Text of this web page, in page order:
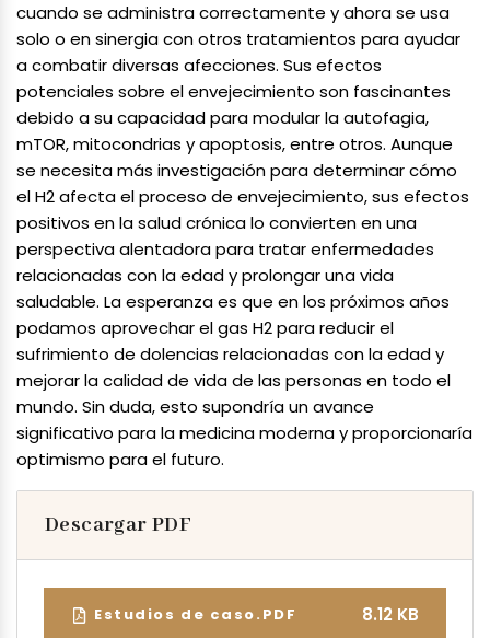
cuando se administra correctamente y ahora se usa
solo o en sinergia con otros tratamientos para ayudar
a combatir diversas afecciones. Sus efectos
potenciales sobre el envejecimiento son fascinantes
debido a su capacidad para modular la autofagia,
mTOR, mitocondrias y apoptosis, entre otros. Aunque
se necesita más investigación para determinar cómo
el H2 afecta el proceso de envejecimiento, sus efectos
positivos en la salud crónica lo convierten en una
perspectiva alentadora para tratar enfermedades
relacionadas con la edad y prolongar una vida
saludable. La esperanza es que en los próximos años
podamos aprovechar el gas H2 para reducir el
sufrimiento de dolencias relacionadas con la edad y
mejorar la calidad de vida de las personas en todo el
mundo. Sin duda, esto supondría un avance
significativo para la medicina moderna y proporcionaría
optimismo para el futuro.
Descargar PDF
Estudios de caso.PDF 8.12 KB